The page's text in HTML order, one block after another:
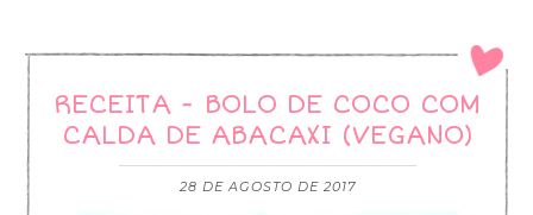
RECEITA - BOLO DE COCO COM
CALDA DE ABACAXI (VEGANO)
28 DE AGOSTO DE 2017